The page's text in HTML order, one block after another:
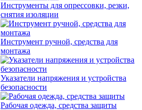
Инструменты для опрессовки, резки,
снятия изоляции
Инструмент ручной, средства для
монтажа
Указатели напряжения и устройства
безопасности
Рабочая одежда, средства защиты